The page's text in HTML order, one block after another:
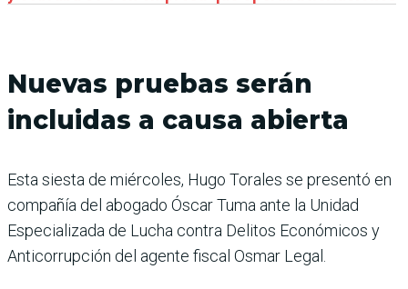
Nuevas pruebas serán
incluidas a causa abierta
Esta siesta de miércoles, Hugo Torales se presentó en
compañía del abogado Óscar Tuma ante la Unidad
Especializada de Lucha contra Delitos Económicos y
Anticorrupción del agente fiscal Osmar Legal.